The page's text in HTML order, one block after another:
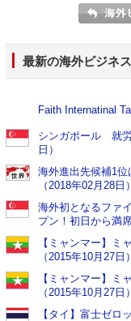
最新の海外ビジネ
Faith Internatinal
シンガポール 就
日）
海外進出先候補1
（2018年02月28日）
海外初となるファ
プン！初日から満
【ミャンマー】ミ
（2015年10月27日）
【ミャンマー】ミ
（2015年10月27日）
【タイ】富士ゼロ